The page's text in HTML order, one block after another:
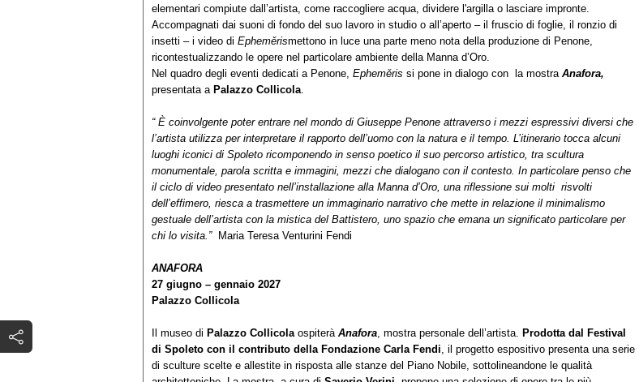
elementari compiute dall’artista, come raccogliere acqua, dividere l'argilla o lasciare impronte.
Accompagnati dai suoni di fondo del suo lavoro in studio o all’aperto – il fruscio di foglie, il ronzio di
insetti – i video di Epheměrismettono in luce una parte meno nota della produzione di Penone,
ricontestualizzando le opere nel particolare ambiente della Manna d’Oro.
Nel quadro degli eventi dedicati a Penone, Epheměris si pone in dialogo con la mostra Anafora,
presentata aPalazzo Collicola.
“ È coinvolgente poter entrare nel mondo di Giuseppe Penone attraverso i mezzi espressivi diversi che
l’artista utilizza per interpretare il rapporto dell’uomo con la natura e il tempo. L’itinerario tocca alcuni
luoghi iconici di Spoleto ricomponendo in senso poetico il suo percorso artistico, tra scultura
monumentale, parola scritta e immagini, mezzi che dialogano con il contesto. In particolare penso che
il ciclo di video presentato nell’installazione alla Manna d’Oro, una riflessione sui molti risvolti
dell’effimero, riesca a trasmettere un immaginario narrativo che mette in relazione il minimalismo
gestuale dell’artista con la mistica del Battistero, uno spazio che emana un significato particolare per
chi lo visita.”Maria Teresa Venturini Fendi
ANAFORA
27 giugno – gennaio 2027
Palazzo Collicola
Il museo di Palazzo Collicolaospiterà Anafora, mostra personale dell’artista. Prodotta dal Festival
di Spoleto con il contributo della Fondazione Carla Fendi, il progetto espositivo presenta una serie
di sculture scelte e allestite in risposta alle stanze del Piano Nobile, sottolineandone le qualità